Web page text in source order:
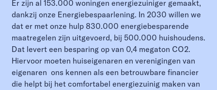
Er zijn al 153.000 woningen energiezuiniger gemaakt,
dankzij onze Energiebespaarlening. In 2030 willen we
dat er met onze hulp 830.000 energiebesparende
maatregelen zijn uitgevoerd, bij 500.000 huishoudens.
Dat levert een besparing op van 0,4 megaton CO2.
Hiervoor moeten huiseigenaren en verenigingen van
eigenaren ons kennen als een betrouwbare financier
die helpt bij het comfortabel energiezuinig maken van